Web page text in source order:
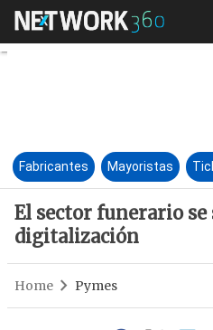
El
Fabricantes Mayoristas
El sector funerario se
digitalización
Home Pymes